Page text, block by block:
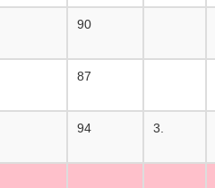
90
87
94 3.